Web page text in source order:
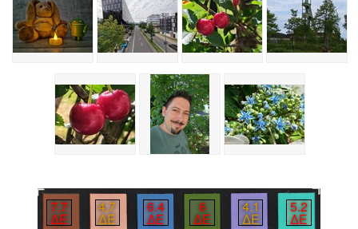
7.7
∆E
4.7
∆E
6.4
∆E
6
∆E
4.1
∆E
5.2
∆E